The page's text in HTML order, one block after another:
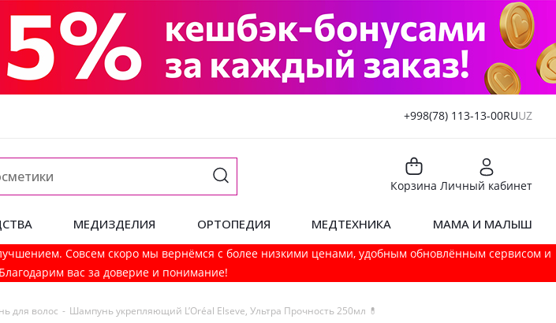
+998(78) 113-13-00RUUZ
Корзина Личный кабинет
МЕДИЗДЕЛИЯ ОРТОПЕДИЯ МЕДТЕХНИКА МАМА И МАЛЫШ
Совсем скоро мы вернёмся с более низкими ценами, удобным обновлённым сервисом и
вас за доверие и понимание!
для волос - Шампунь укрепляющий L’Oréal Elseve, Ультра Прочность 250мл 💊